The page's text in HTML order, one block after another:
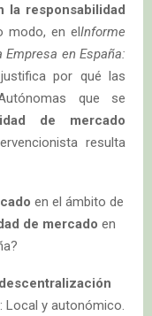
la responsabilidad
modo, en elInforme
en España:
por qué las
que se
de mercado
resulta
en el ámbito de
de mercado en
descentralización
Local y autonómico.